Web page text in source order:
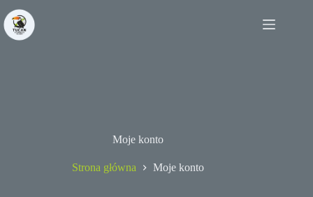
Moje konto
Strona główna Moje konto